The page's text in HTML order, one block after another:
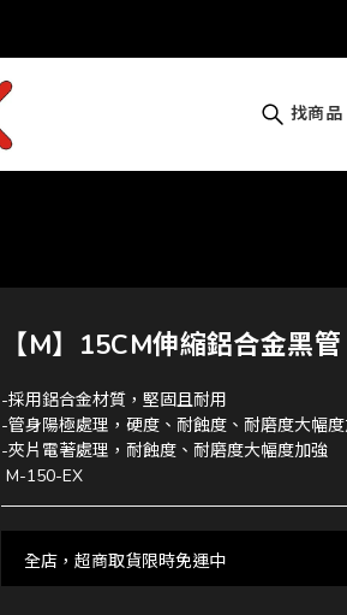
找商品
【M】15CM伸縮鋁合金黑管
-採用鋁合金材質，堅固且耐用
-管身陽極處理，硬度、耐蝕度、耐磨度大幅
-夾片電著處理，耐蝕度、耐磨度大幅度加強
M-150-EX
全店，超商取貨限時免運中